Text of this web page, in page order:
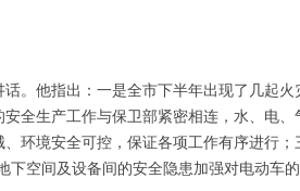
他指出：一是全市下半年出现了几起火
全生产工作与保卫部紧密相连，水、电
环境安全可控，保证各项工作有序进行；
空间及设备间的安全隐患加强对电动车